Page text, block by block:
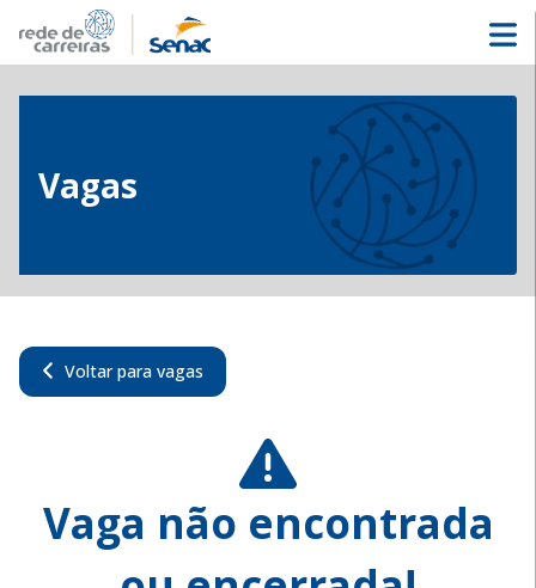
Vagas
Voltar para vagas
Vaga não encontrada